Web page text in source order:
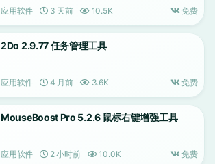
应用软件 3 天前 10.5K 免费
2Do 2.9.77 任务管理工具
应用软件 4 月前 3.6K 免费
MouseBoost Pro 5.2.6 鼠标右键增强工具
应用软件 2 小时前 10.0K 免费